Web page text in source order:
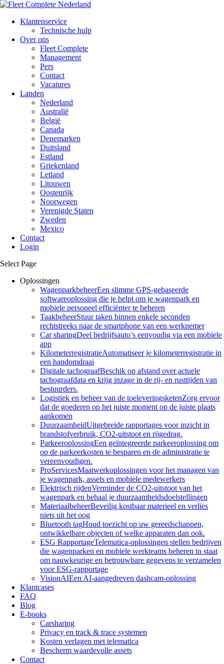
Klantenservice
Technische hulp
Over ons
Fleet Complete
Management
Pers
Contact
Vacatures
Landen
Nederland
Australië
België
Canada
Denemarken
Duitsland
Estland
Griekenland
Letland
Litouwen
Oostenrijk
Noorwegen
Verenigde Staten
Zweden
Mexico
Contact
Login
Select Page
Oplossingen
WagenparkbeheerEen slimme GPS-gebaseerde
softwareoplossing die je helpt om je wagenpark en
mobiele personeel efficiënter te beheren
TaakbeheerStuur taken binnen enkele seconden
rechtstreeks naar de smartphone van een werknemer
Car sharingDeel bedrijfsauto’s eenvoudig via een mobiele
app
KilometerregistratieAutomatiseer je kilometerregistratie in
een handomdraai
Digitale tachograafBeschik op afstand over actuele
tachograafdata en krijg inzage in de rij- en rusttijden van
bestuurders.
Logistiek en beheer van de toeleveringsketenZorg ervoor
dat de goederen op het juiste moment op de juiste plaats
aankomen
DuurzaamheidUitgebreide rapportages voor inzicht in
brandstofverbruik, CO2-uitstoot en rijgedrag.
ParkeeroplossingEen geïntegreerde parkeeroplossing om
op de parkeerkosten te besparen en de administratie te
vereenvoudigen.
ProServicesMaatwerkoplossingen voor het managen van
je wagenpark, assets en mobiele medewerkers
Elektrisch rijdenVerminder de CO2-uitstoot van het
wagenpark en behaal je duurzaamheidsdoelstellingen
MateriaalbeheerBeveilig kostbaar materieel en verlies
niets uit het oog
Bluetooth tagHoud toezicht op uw gereedschappen,
ontwikkelbare objecten of welke apparaten dan ook.
ESG RapportageTelematica-oplossingen stellen bedrijven
die wagenparken en mobiele werkteams beheren in staat
om nauwkeurige en betrouwbare gegevens te verzamelen
voor ESG-rapportage
VisionAIEen AI-aangedreven dashcam-oplossing
Klantcases
FAQ
Blog
E-books
Carsharing
Privacy en track & trace systemen
Kosten verlagen met telematica
Bescherm waardevolle assets
Contact